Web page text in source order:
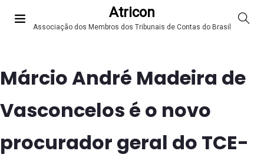
Atricon
Associação dos Membros dos Tribunais de Contas do Brasil
Márcio André Madeira de
Vasconcelos é o novo
procurador geral do TCE-